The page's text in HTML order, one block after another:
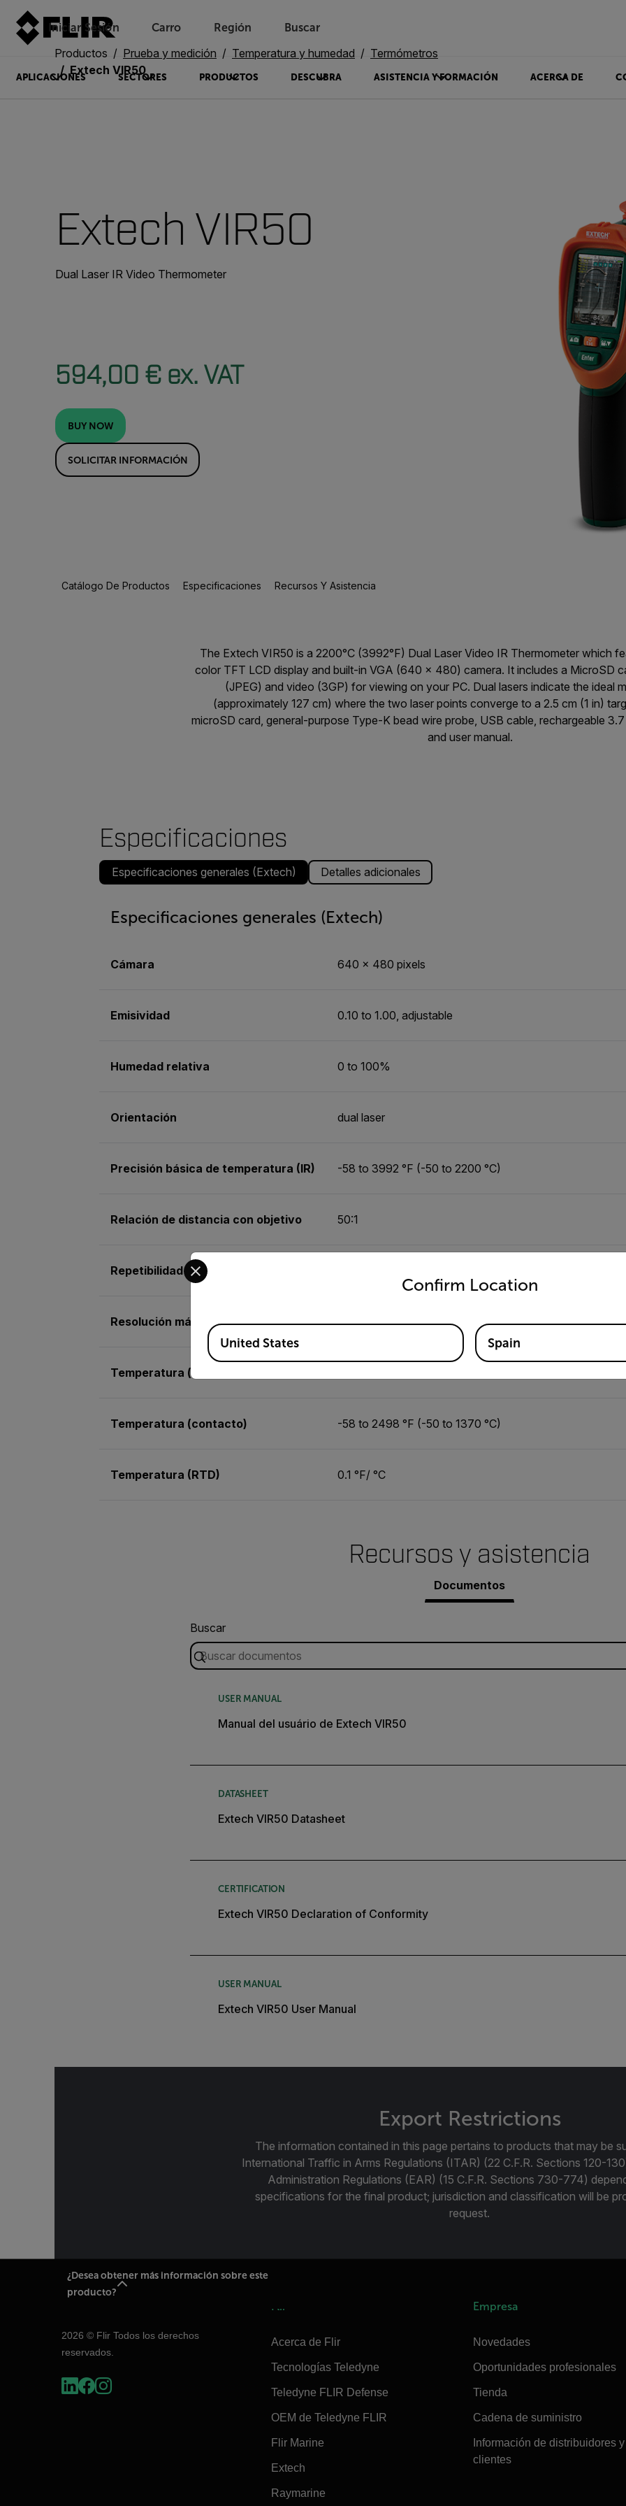
Iniciar Sesión Unread messages
Carro
Modelo
Eliminar
artículos
artículo
Añadir al carro
Añadido al carro
Región Buscar
APLICACIONES SECTORES PRODUCTOS DESCUBRA ASISTENCIA Y FORMACIÓN ACERCA DE
Productos Prueba y medición Temperatura y humedad
Termómetros
Extech VIR50
Extech VIR50
Dual Laser IR Video Thermometer
594,00 € ex. VAT
BUY NOW
SOLICITAR INFORMACIÓN
Catálogo De Productos Especificaciones Recursos Y Asistencia
The Extech VIR50 is a 2200°C (3992°F) Dual Laser Video IR Thermometer which
color TFT LCD display and built-in VGA (640 x 480) camera. It includes a MicroSD
(JPEG) and video (3GP) for viewing on your PC. Dual lasers indicate the ideal
(approximately 127 cm) where the two laser points converge to a 2.5 cm (1 in)
microSD card, general-purpose Type-K bead wire probe, USB cable, rechargeable
and user manual.
Especificaciones
Especificaciones generales (Extech) Detalles adicionales
Especificaciones generales (Extech)
Cámara 640 x 480 pixels
Emisividad 0.10 to 1.00, adjustable
Humedad relativa 0 to 100%
Orientación dual laser
Precisión básica de temperatura (IR) -58 to 3992 °F (-50 to 2200 °C)
Relación de distancia con objetivo 50:1
Repetibilidad
Resolución máx. de temperatura (IR) ±(1% of reading + 4 °F/2 °C) (31 to 212 °F)
Temperatura (aire)
Temperatura (contacto) -58 to 2498 °F (-50 to 1370 °C)
Temperatura (RTD) 0.1 °F/ °C
Recursos y asistencia
Documentos
Buscar
USER MANUAL
Manual del usuário de Extech VIR50
DATASHEET
Extech VIR50 Datasheet
CERTIFICATION
Extech VIR50 Declaration of Conformity
USER MANUAL
Extech VIR50 User Manual
Export Restrictions
The information contained in this page pertains to products that may be
International Traffic in Arms Regulations (ITAR) (22 C.F.R. Sections 120-
Administration Regulations (EAR) (15 C.F.R. Sections 730-774)
specifications for the final product; jurisdiction and classification will be
request.
¿Desea obtener más información sobre este
producto?
2026 © Flir Todos los derechos
reservados.
Flir
Acerca de Flir
Tecnologías Teledyne
Teledyne FLIR Defense
OEM de Teledyne FLIR
Flir Marine
Extech
Raymarine
Empresa
Novedades
Oportunidades profesionales
Tienda
Cadena de suministro
Información de distribuidores y
clientes
Confirm Location
Select your preferred country and language from the options below to access the
Available Locations
United States Spain